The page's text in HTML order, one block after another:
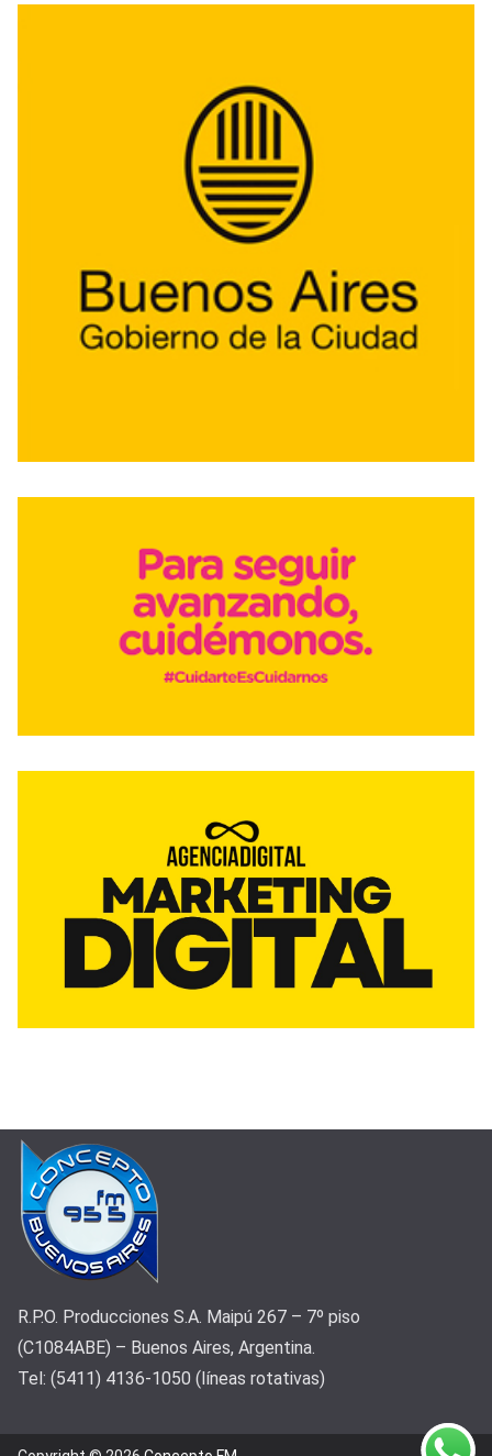
R.P.O. Producciones S.A. Maipú 267 – 7º piso
(C1084ABE) – Buenos Aires, Argentina.
Tel: (5411) 4136-1050 (líneas rotativas)